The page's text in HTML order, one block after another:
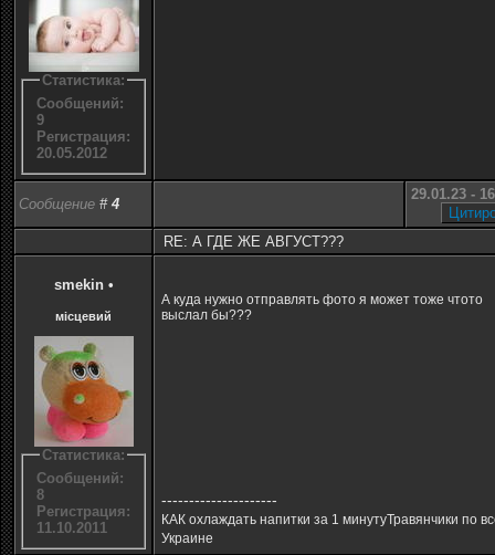
Статистика:
Сообщений:
9
Регистрация:
20.05.2012
Сообщение # 4
29.01.23 -
RE: А ГДЕ ЖЕ АВГУСТ???
smekin •
місцевий
Статистика:
Сообщений:
8
Регистрация:
11.10.2011
А куда нужно отправлять фото я может тоже чтото
выслал бы???
---------------------
КАК охлаждать напитки за 1 минутуТравянчики по
Украине